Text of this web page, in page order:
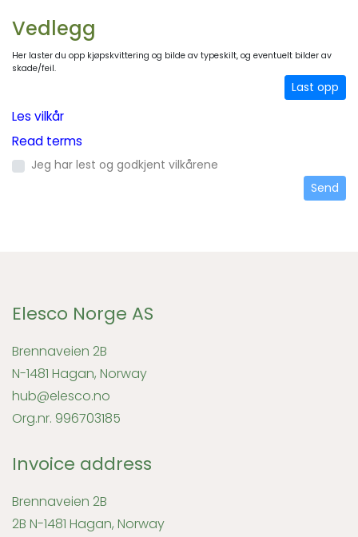
Vedlegg
Her laster du opp kjøpskvittering og bilde av typeskilt, og eventuelt bilder av
skade/feil.
Last opp
Les vilkår
Read terms
Jeg har lest og godkjent vilkårene
Send
Elesco Norge AS
Brennaveien 2B
N-1481 Hagan, Norway
hub@elesco.no
Org.nr. 996703185
Invoice address
Brennaveien 2B
2B N-1481 Hagan, Norway